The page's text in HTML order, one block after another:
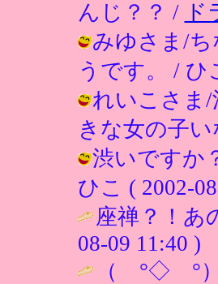
んじ？？ / ド
みゆさま/
うです。 / ひ
れいこさま/
きな女の子い
渋いですか
ひこ ( 2002-
座禅？！あ
08-09 11:40 )
（ °◇ °）